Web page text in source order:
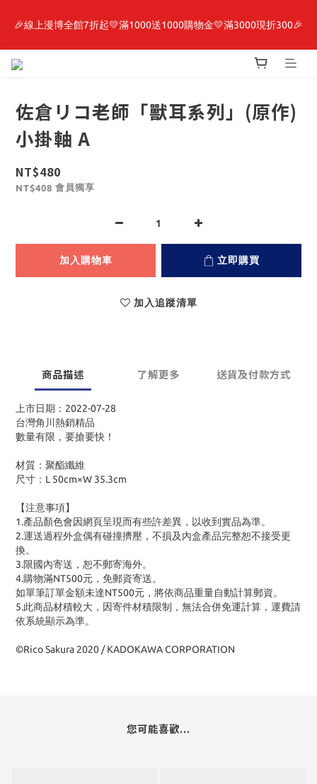
最新開賣🔥「全知讀者視角」 周邊商品
🎉線上漫博全館7折起💛滿1000送1000購物金💛滿3000現折300🎉
【抽籤堂】 影之強者、你又被殺了呢，偵探大人、約會大作戰、
最新開賣🔥「全知讀者視角」 周邊商品
佐倉リコ老師「獸耳系列」(原作)
小掛軸 A
NT$480
NT$408 會員獨享
加入購物車 立即購買
加入追蹤清單
商品描述 了解更多 送貨及付款方式
上市日期：2022-07-28
台灣角川熱銷精品
數量有限，要搶要快！
材質：聚酯纖維
尺寸：L 50cm×W 35.3cm
【注意事項】
1.產品顏色會因網頁呈現而有些許差異，以收到實品為準。
2.運送過程外盒偶有碰撞擠壓，不損及內盒產品完整恕不接受更
換。
3.限國內寄送，恕不郵寄海外。
4.購物滿NT500元，免郵資寄送。
如單筆訂單金額未達NT500元，將依商品重量自動計算郵資。
5.此商品材積較大，因寄件材積限制，無法合併免運計算，運費請
依系統顯示為準。
©Rico Sakura 2020 / KADOKAWA CORPORATION
您可能喜歡...